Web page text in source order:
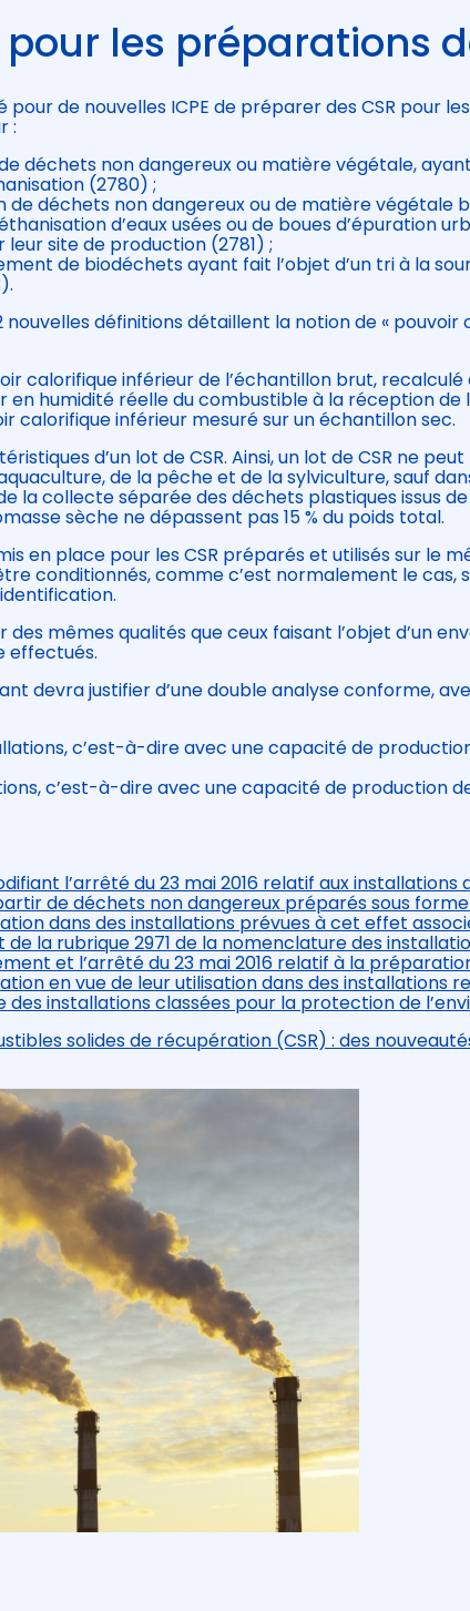
les préparations
de nouvelles ICPE de préparer des CSR pour les
:
déchets non dangereux ou matière végétale,
(2780) ;
de déchets non dangereux ou de matière végétale
d’eaux usées ou de boues d’épuration
leur site de production (2781) ;
de biodéchets ayant fait l’objet d’un tri à la
nouvelles définitions détaillent la notion de « pouvoir
calorifique inférieur de l’échantillon brut,
humidité réelle du combustible à la réception de
calorifique inférieur mesuré sur un échantillon sec.
d’un lot de CSR. Ainsi, un lot de CSR ne
de la pêche et de la sylviculture, sauf
la collecte séparée des déchets plastiques issus
sèche ne dépassent pas 15 % du poids total.
en place pour les CSR préparés et utilisés sur le
conditionnés, comme c’est normalement le cas,
mêmes qualités que ceux faisant l’objet d’un
effectués.
devra justifier d’une double analyse conforme,
c’est-à-dire avec une capacité de
c’est-à-dire avec une capacité de production
l’arrêté du 23 mai 2016 relatif aux installations
de déchets non dangereux préparés sous
dans des installations prévues à cet effet
la rubrique 2971 de la nomenclature des
et l’arrêté du 23 mai 2016 relatif à la
en vue de leur utilisation dans des installations
des installations classées pour la protection de
solides de récupération (CSR) : des